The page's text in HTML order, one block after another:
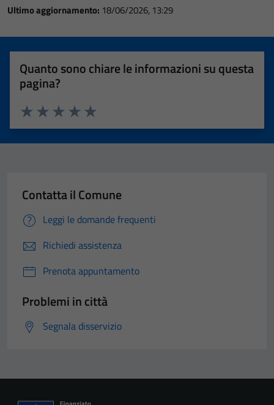
Ultimo aggiornamento: 18/06/2026, 13:29
Quanto sono chiare le informazioni su questa
pagina?
Valuta 5 stelle su 5
Valuta 4 stelle su 5
Valuta 3 stelle su 5
Valuta 2 stelle su 5
Valuta 1 stelle su 5
Contatta il Comune
Leggi le domande frequenti
Richiedi assistenza
Prenota appuntamento
Problemi in città
Segnala disservizio